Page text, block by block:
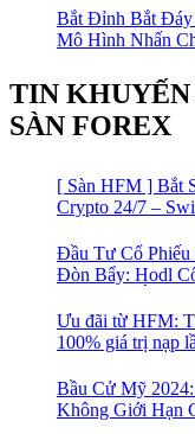
Bắt Đỉnh Bắt Đáy
Mô Hình Nhấn
Forex Đơn Giản
Trader
TIN
SÀN FOREX
[ Sàn HFM ] Bắt
Crypto 24/7 –
1:1000
Đầu Tư Cổ
Đòn Bẩy: Hodl
Nhuận Đều Đều |
CFD
Ưu đãi từ HFM:
100% giá trị nạp
Thị Trường Ngay!
Bầu Cử Mỹ
Không Giới Hạn